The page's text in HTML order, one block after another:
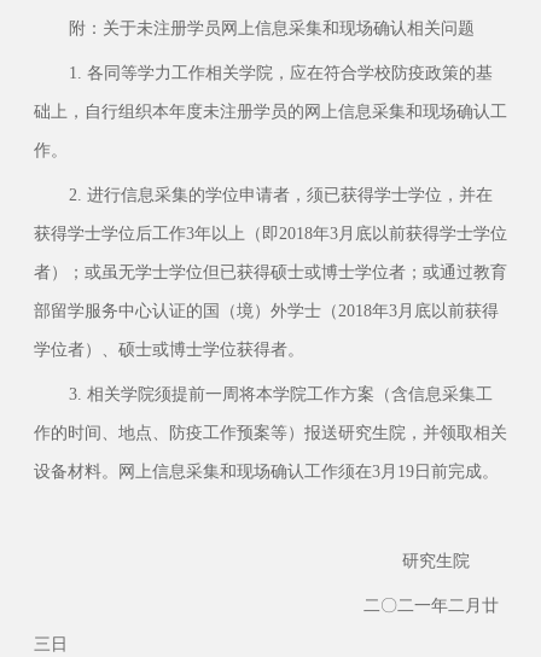
附：关于未注册学员网上信息采集和现场确认相关问题
1. 各同等学力工作相关学院，应在符合学校防疫政策的基
础上，自行组织本年度未注册学员的网上信息采集和现场确认工
作。
2. 进行信息采集的学位申请者，须已获得学士学位，并在
获得学士学位后工作3年以上（即2018年3月底以前获得学士学位
者）；或虽无学士学位但已获得硕士或博士学位者；或通过教育
部留学服务中心认证的国（境）外学士（2018年3月底以前获得
学位者）、硕士或博士学位获得者。
3. 相关学院须提前一周将本学院工作方案（含信息采集工
作的时间、地点、防疫工作预案等）报送研究生院，并领取相关
设备材料。网上信息采集和现场确认工作须在3月19日前完成。
研究生院
二〇二一年二月廿
三日